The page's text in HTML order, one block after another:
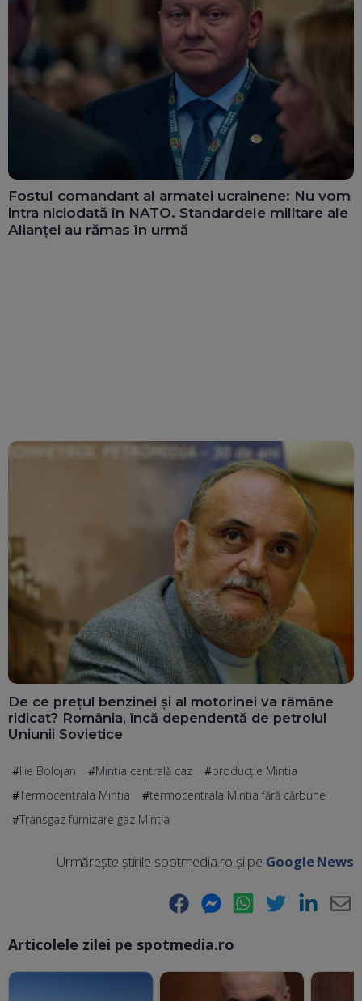
Fostul comandant al armatei ucrainene: Nu vom
intra niciodată în NATO. Standardele militare ale
Alianței au rămas în urmă
De ce prețul benzinei și al motorinei va rămâne
ridicat? România, încă dependentă de petrolul
Uniunii Sovietice
Ilie Bolojan Mintia centrală caz
producţie Mintia
Termocentrala Mintia
termocentrala Mintia fără cărbune
Transgaz furnizare gaz Mintia
Urmărește știrile spotmedia.ro și pe Google News
Facebook Messenger WhatsApp Twitter LinkedIn
Articolele zilei pe spotmedia.ro